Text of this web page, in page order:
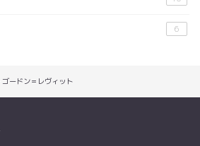
6
ードン＝レヴィット